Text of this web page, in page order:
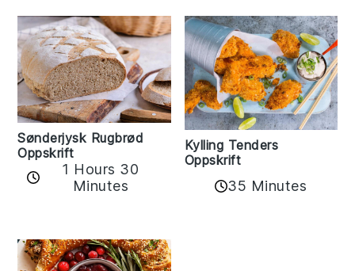
Sønderjysk Rugbrød
Oppskrift
1 Hours 30
Minutes
Kylling Tenders
Oppskrift
35 Minutes